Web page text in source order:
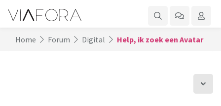
Home Forum Digital Help, ik zoek een Avatar